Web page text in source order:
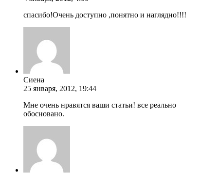
спасибо!Очень доступно ,понятно и наглядно!!!!
Сиена
25 января, 2012, 19:44
Мне очень нравятся ваши статьи! все реально
обосновано.